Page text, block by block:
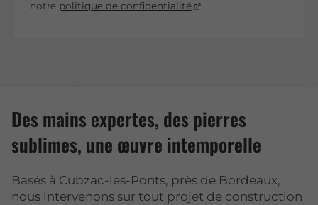
notre politique de confidentialité
Des mains expertes, des pierres
sublimes, une œuvre intemporelle
Basés à Cubzac-les-Ponts, près de Bordeaux,
nous intervenons sur tout projet de construction